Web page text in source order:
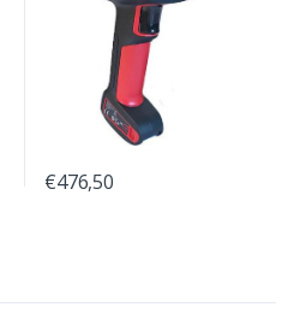
€476,50